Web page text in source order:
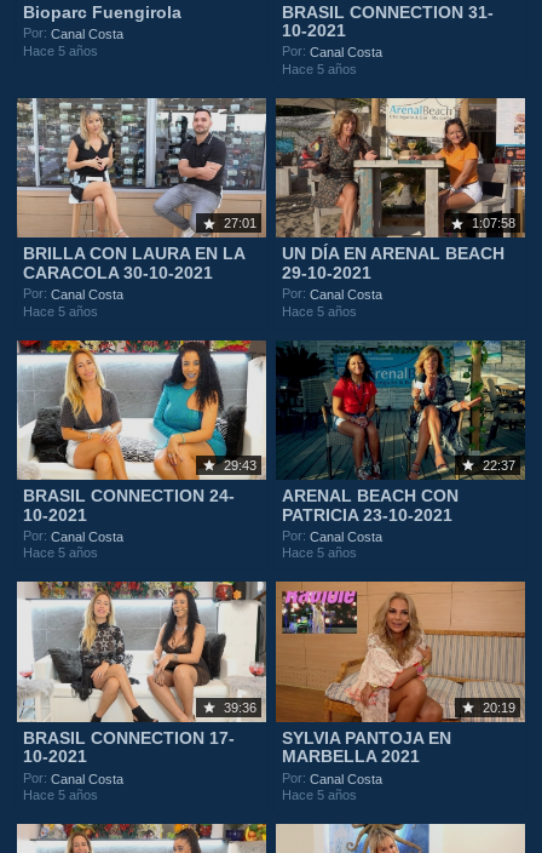
Bioparc Fuengirola
Por:Canal Costa
Hace 5 años
BRASIL CONNECTION 31-
10-2021
Por:Canal Costa
Hace 5 años
27:01
BRILLA CON LAURA EN LA
CARACOLA 30-10-2021
Por:Canal Costa
Hace 5 años
1:07:58
UN DÍA EN ARENAL BEACH
29-10-2021
Por:Canal Costa
Hace 5 años
29:43
BRASIL CONNECTION 24-
10-2021
Por:Canal Costa
Hace 5 años
22:37
ARENAL BEACH CON
PATRICIA 23-10-2021
Por:Canal Costa
Hace 5 años
39:36
BRASIL CONNECTION 17-
10-2021
Por:Canal Costa
Hace 5 años
20:19
SYLVIA PANTOJA EN
MARBELLA 2021
Por:Canal Costa
Hace 5 años